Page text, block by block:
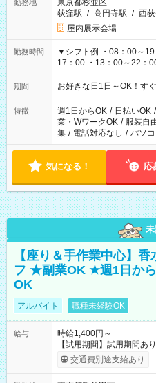
勤務地
東京都杉並区
荻窪駅 / 高円寺駅 / 西
屋内展示会場
勤務時間
▼シフト例 ・08：00～
17：00 ・13：00～22：00 ・16
仕事により勤務時間が異
期間 お好きな日1日～OK！
特徴 週1日からOK / 日払いOK /
業・WワークOK / 服装自
集 / 電話対応なし / パソ
気になる！ 応
【座り＆手作業中心】
フ ★副業OK ★週1日か
OK
アルバイト 職種未経験OK
給与
時給1,400円～
【試用期間】試用期間あ
給与は本採用時と同じです
交通費別途支給あり